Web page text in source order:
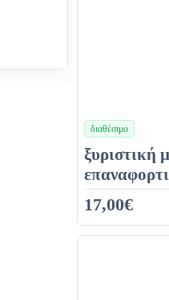
διαθέσιμο
χρώματα
ξυριστική
17,00€